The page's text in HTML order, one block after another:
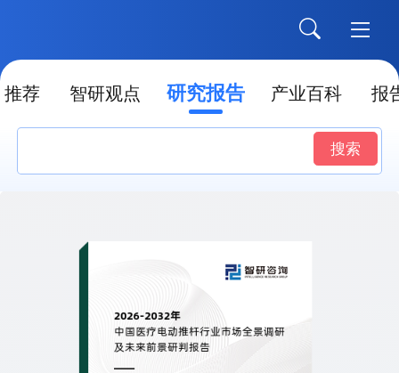
推荐 智研观点 研究报告 产业百科 报
搜索